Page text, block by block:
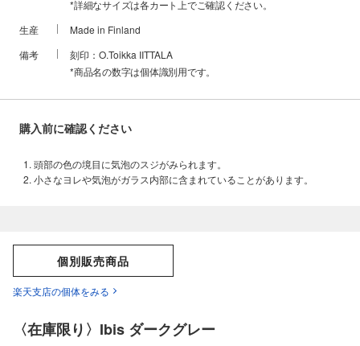
*詳細なサイズは各カート上でご確認ください。
生産
Made in Finland
備考
刻印：O.Toikka IITTALA
*商品名の数字は個体識別用です。
購入前に確認ください
頭部の色の境目に気泡のスジがみられます。
小さなヨレや気泡がガラス内部に含まれていることがあります。
個別販売商品
楽天支店の個体をみる
〈在庫限り〉Ibis ダークグレー